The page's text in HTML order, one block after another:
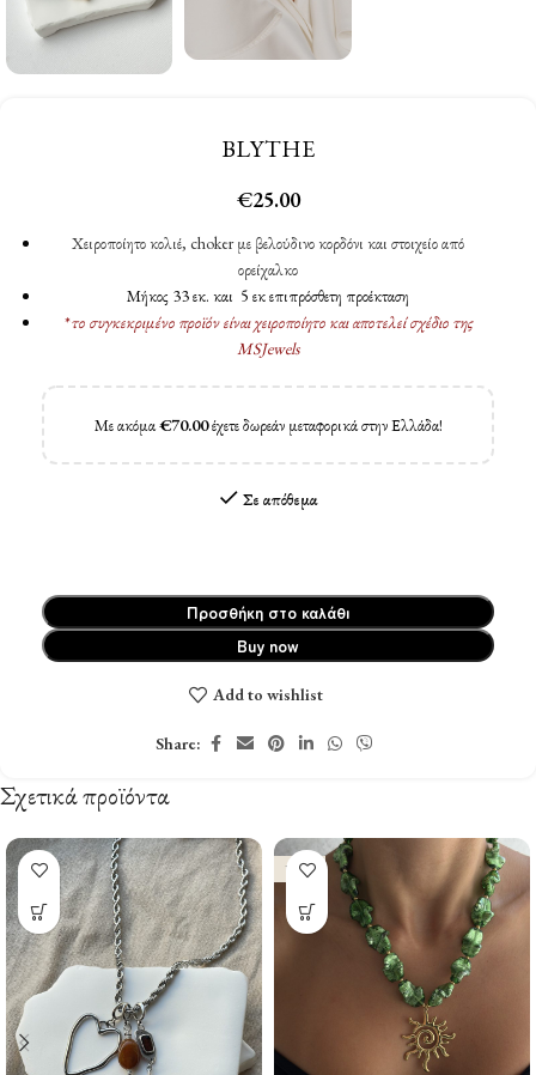
BLYTHE
€25.00
Χειροποίητο κολιέ, choker με βελούδινο κορδόνι και στοιχείο από
ορείχαλκο
Μήκος 33 εκ. και 5 εκ επιπρόσθετη προέκταση
*το συγκεκριμένο προϊόν είναι χειροποίητο και αποτελεί σχέδιο της
MSJewels
Με ακόμα€70.00έχετε δωρεάν μεταφορικά στην Ελλάδα!
Σε απόθεμα
Προσθήκη στο καλάθι
Buy now
Add to wishlist
Share:
Σχετικά προϊόντα
NEW